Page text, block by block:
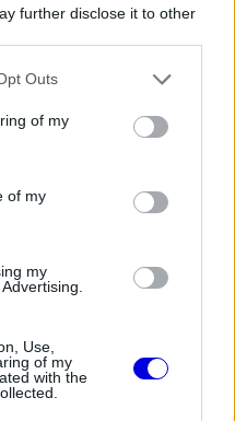
further disclose it to other
uses one or more Google
You may click to
its third-party tags to
purposes in below Google
Outs
of my
of my
my
Use,
of my
with the